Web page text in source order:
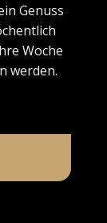
Genuss
Woche
werden.